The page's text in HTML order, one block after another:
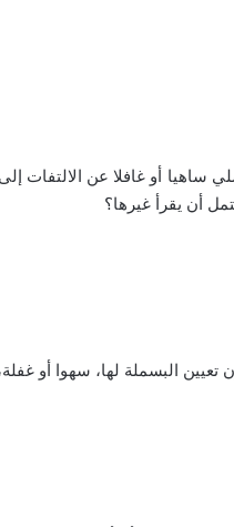
ساهيا أو غافلا عن
أن يقرأ غيرها؟